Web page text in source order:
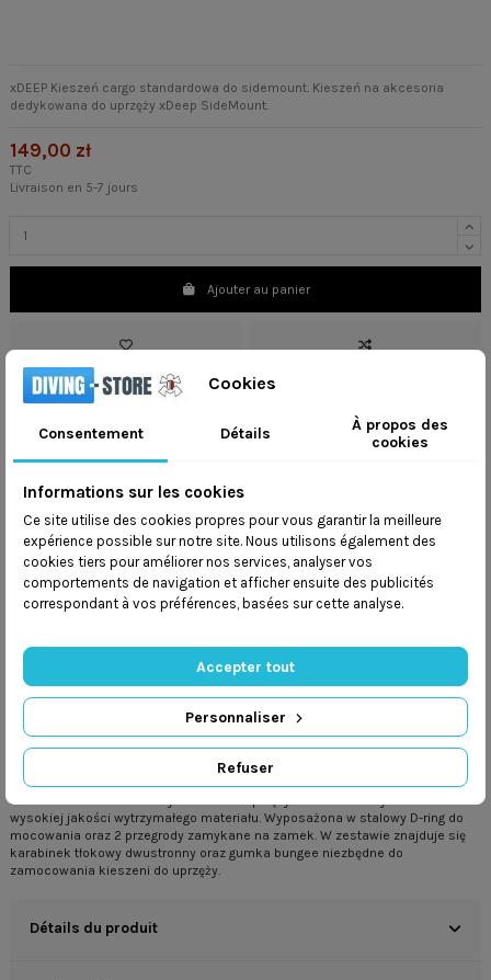
xDEEP Kieszeń cargo standardowa do sidemount. Kieszeń na akcesoria
dedykowana do uprzęży xDeep SideMount.
149,00 zł
TTC
Livraison en 5-7 jours
Ajouter au panier
TRUST US
Wysyłamy nacały świat
Wysyłka w ciągu48 godzin
Mamyprogram lojalnościowy
Dbamy obezpieczeństwo przesyłek
Niezwykle przydatna kieszeń na akcesoria!
Kieszeń na akcesoria dedykowana do uprzęży Side Mount. Wykonana z
wysokiej jakości wytrzymałego materiału. Wyposażona w stalowy D-ring do
mocowania oraz 2 przegrody zamykane na zamek. W zestawie znajduje się
karabinek tłokowy dwustronny oraz gumka bungee niezbędne do
zamocowania kieszeni do uprzęży.
Détails du produit
Cookies
Consentement Détails
À propos des
cookies
Informations sur les cookies
Ce site utilise des cookies propres pour vous garantir la meilleure
expérience possible sur notre site. Nous utilisons également des
cookies tiers pour améliorer nos services, analyser vos
comportements de navigation et afficher ensuite des publicités
correspondant à vos préférences, basées sur cette analyse.
Refuser
Personnaliser
Accepter tout